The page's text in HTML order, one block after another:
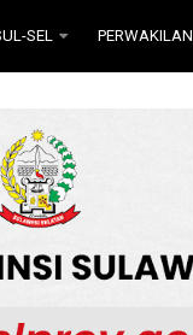
SEL PERWAKILAN